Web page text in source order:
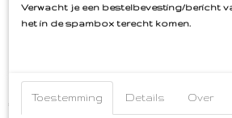
€ 5,99
Verwacht je een bestelbevesting/bericht
het in de spambox terecht komen.
Toestemming Details Over